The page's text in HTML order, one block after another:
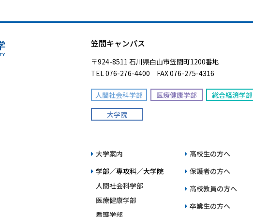
笠間キャンパス
〒924-8511 石川県白山市笠間町1200番地
TEL 076-276-4400 FAX 076-275-4316
人間社会科学部 医療健康学部
総合経済学部
大学院
大学案内
学部／専攻科／大学院
人間社会科学部
医療健康学部
看護学部
高校生の方へ
保護者の方へ
高校教員の方へ
卒業生の方へ